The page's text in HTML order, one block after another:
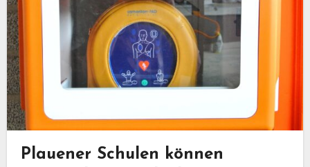
Plauener Schulen können